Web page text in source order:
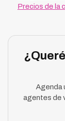
Precios de la
Agenda
agentes de